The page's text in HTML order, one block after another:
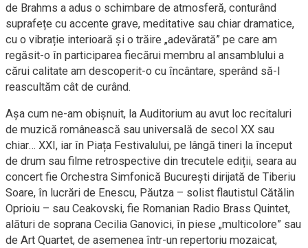
de Brahms a adus o schimbare de atmosferă, conturând
suprafețe cu accente grave, meditative sau chiar dramatice,
cu o vibrație interioară și o trăire „adevărată” pe care am
regăsit-o în participarea fiecărui membru al ansamblului a
cărui calitate am descoperit-o cu încântare, sperând să-l
reascultăm cât de curând.
Așa cum ne-am obișnuit, la Auditorium au avut loc recitaluri
de muzică românească sau universală de secol XX sau
chiar… XXI, iar în Piața Festivalului, pe lângă tineri la început
de drum sau filme retrospective din trecutele ediții, seara au
concert fie Orchestra Simfonică București dirijată de Tiberiu
Soare, în lucrări de Enescu, Păutza – solist flautistul Cătălin
Oprioiu – sau Ceakovski, fie Romanian Radio Brass Quintet,
alături de soprana Cecilia Ganovici, în piese „multicolore” sau
de Art Quartet, de asemenea într-un repertoriu mozaicat,